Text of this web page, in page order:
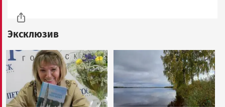
Эксклюзив
Image